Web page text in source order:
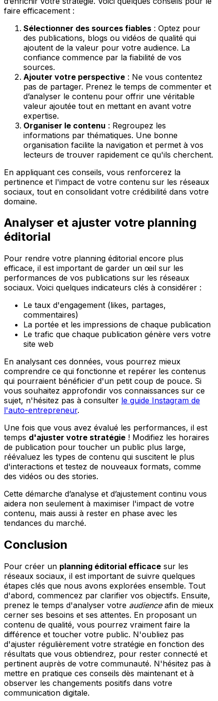
faire efficacement :
Sélectionner des sources fiables : Optez pour
des publications, blogs ou vidéos de qualité qui
ajoutent de la valeur pour votre audience. La
confiance commence par la fiabilité de vos
sources.
Ajouter votre perspective : Ne vous contentez
pas de partager. Prenez le temps de commenter et
d’analyser le contenu pour offrir une véritable
valeur ajoutée tout en mettant en avant votre
expertise.
Organiser le contenu : Regroupez les
informations par thématiques. Une bonne
organisation facilite la navigation et permet à vos
lecteurs de trouver rapidement ce qu'ils cherchent.
En appliquant ces conseils, vous renforcerez la
pertinence et l'impact de votre contenu sur les réseaux
sociaux, tout en consolidant votre crédibilité dans votre
domaine.
Analyser et ajuster votre planning
éditorial
Pour rendre votre planning éditorial encore plus
efficace, il est important de garder un œil sur les
performances de vos publications sur les réseaux
sociaux. Voici quelques indicateurs clés à considérer :
Le taux d'engagement (likes, partages,
commentaires)
La portée et les impressions de chaque publication
Le trafic que chaque publication génère vers votre
site web
En analysant ces données, vous pourrez mieux
comprendre ce qui fonctionne et repérer les contenus
qui pourraient bénéficier d'un petit coup de pouce. Si
vous souhaitez approfondir vos connaissances sur ce
sujet, n'hésitez pas à consulter le guide Instagram de
l'auto-entrepreneur.
Une fois que vous avez évalué les performances, il est
temps d'ajuster votre stratégie ! Modifiez les horaires
de publication pour toucher un public plus large,
réévaluez les types de contenu qui suscitent le plus
d'interactions et testez de nouveaux formats, comme
des vidéos ou des stories.
Cette démarche d’analyse et d’ajustement continu vous
aidera non seulement à maximiser l'impact de votre
contenu, mais aussi à rester en phase avec les
tendances du marché.
Conclusion
Pour créer un planning éditorial efficace sur les
réseaux sociaux, il est important de suivre quelques
étapes clés que nous avons explorées ensemble. Tout
d'abord, commencez par clarifier vos objectifs. Ensuite,
prenez le temps d'analyser votre audienceafin de mieux
cerner ses besoins et ses attentes. En proposant un
contenu de qualité, vous pourrez vraiment faire la
différence et toucher votre public. N'oubliez pas
d'ajuster régulièrement votre stratégie en fonction des
résultats que vous obtiendrez, pour rester connecté et
pertinent auprès de votre communauté. N'hésitez pas à
mettre en pratique ces conseils dès maintenant et à
observer les changements positifs dans votre
communication digitale.